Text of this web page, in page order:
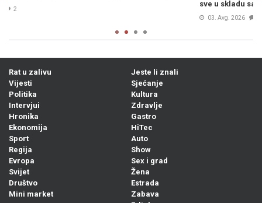
Rat u zalivu
Vijesti
Politika
Intervjui
Hronika
Ekonomija
Sport
Regija
Evropa
Svijet
Društvo
Mini market
Jeste li znali
Sjećanje
Kultura
Zdravlje
Gastro
HiTec
Auto
Show
Sex i grad
Žena
Estrada
Zabava